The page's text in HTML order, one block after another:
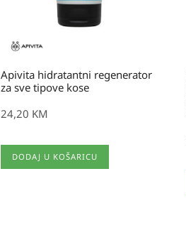
Apivita hidratantni regenerator
za sve tipove kose
24,20 KM
DODAJ U KOŠARICU